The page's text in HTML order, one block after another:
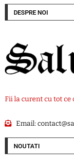
DESPRE NOI
Fii la curent cu tot
Email:
NOUTATI